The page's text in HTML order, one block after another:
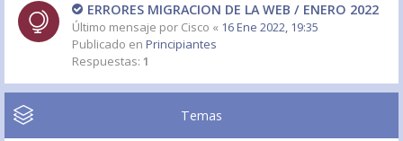
ERRORES MIGRACION DE LA WEB / ENERO 2022
Último mensaje por Cisco « 16 Ene 2022, 19:35
Publicado en Principiantes
Respuestas: 1
Temas